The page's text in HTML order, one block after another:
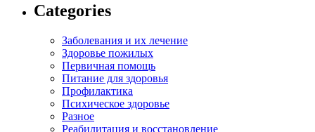
Categories
Заболевания и их лечение
Здоровье пожилых
Первичная помощь
Питание для здоровья
Профилактика
Психическое здоровье
Разное
Реабилитация и восстановление